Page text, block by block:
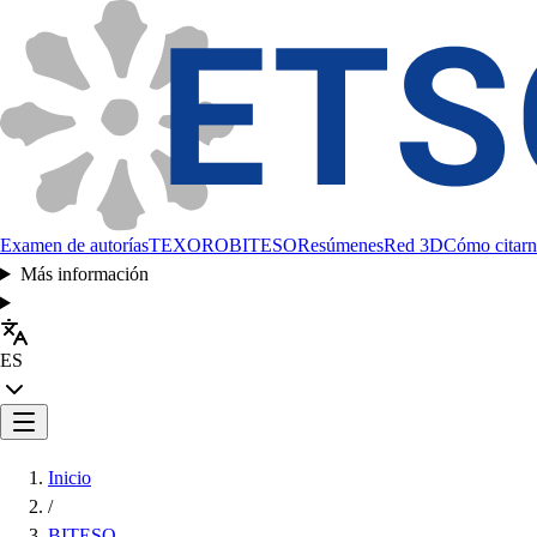
Examen de autoríasTEXOROBITESOResúmenesRed 3DCómo
Más información
ES
Inicio
/